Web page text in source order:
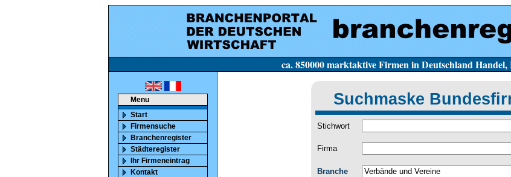
ca. 850000 marktaktive Firmen in Deutschland Handel,
Menu
Start
Firmensuche
Branchenregister
Städteregister
Ihr Firmeneintrag
Kontakt
Suchmaske
Stichwort
Firma
Branche